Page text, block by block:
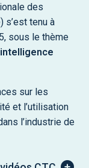
des
s’est tenu à
sous le thème
sur les
et l’utilisation
l’industrie de